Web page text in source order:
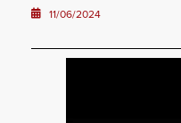
11/06/2024